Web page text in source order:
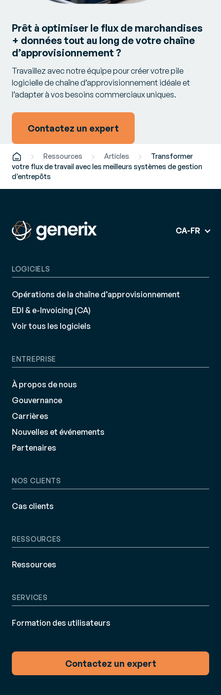
Prêt à optimiser le flux de marchandises
+ données tout au long de votre chaîne
d’approvisionnement ?
Travaillez avec notre équipe pour créer votre pile
logicielle de chaîne d’approvisionnement idéale et
l’adapter à vos besoins commerciaux uniques.
Contactez un expert
Ressources Articles
Transformer
votre flux de travail avec les meilleurs systèmes de gestion
d’entrepôts
CA-FR
LOGICIELS
Opérations de la chaîne d’approvisionnement
EDI & e-Invoicing (CA)
Voir tous les logiciels
ENTREPRISE
À propos de nous
Gouvernance
Carrières
Nouvelles et événements
Partenaires
NOS CLIENTS
Cas clients
RESSOURCES
Ressources
SERVICES
Formation des utilisateurs
Contactez un expert